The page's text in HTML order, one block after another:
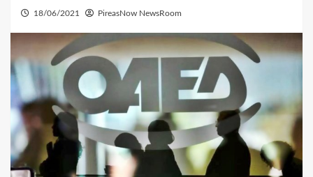
18/06/2021 PireasNow NewsRoom